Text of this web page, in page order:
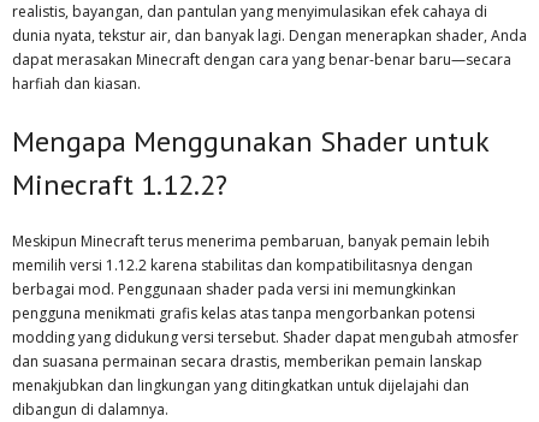
realistis, bayangan, dan pantulan yang menyimulasikan efek cahaya di
dunia nyata, tekstur air, dan banyak lagi. Dengan menerapkan shader, Anda
dapat merasakan Minecraft dengan cara yang benar-benar baru—secara
harfiah dan kiasan.
Mengapa Menggunakan Shader untuk
Minecraft 1.12.2?
Meskipun Minecraft terus menerima pembaruan, banyak pemain lebih
memilih versi 1.12.2 karena stabilitas dan kompatibilitasnya dengan
berbagai mod. Penggunaan shader pada versi ini memungkinkan
pengguna menikmati grafis kelas atas tanpa mengorbankan potensi
modding yang didukung versi tersebut. Shader dapat mengubah atmosfer
dan suasana permainan secara drastis, memberikan pemain lanskap
menakjubkan dan lingkungan yang ditingkatkan untuk dijelajahi dan
dibangun di dalamnya.